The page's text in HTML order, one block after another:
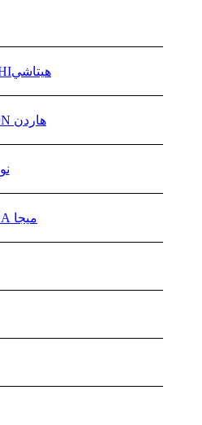
هيتاشيHITACHI
هاردن HARDN
نو
ميجا MEGA